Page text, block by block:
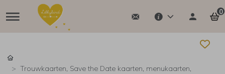
0
Trouwkaarten, Save the Date kaarten, menukaarten,